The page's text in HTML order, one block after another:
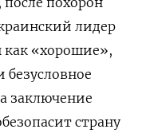
лидер
как «хорошие»,
заключение
страну